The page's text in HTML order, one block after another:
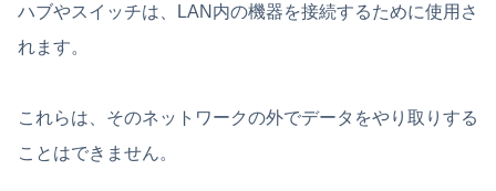
ハブやスイッチは、LAN内の機器を接続するために使用さ
れます。
これらは、そのネットワークの外でデータをやり取りする
ことはできません。